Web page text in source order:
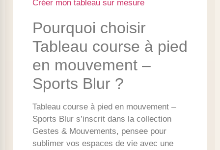
Créer mon tableau sur mesure
Pourquoi choisir
Tableau course à pied
en mouvement –
Sports Blur ?
Tableau course à pied en mouvement –
Sports Blur s’inscrit dans la collection
Gestes & Mouvements, pensee pour
sublimer vos espaces de vie avec une